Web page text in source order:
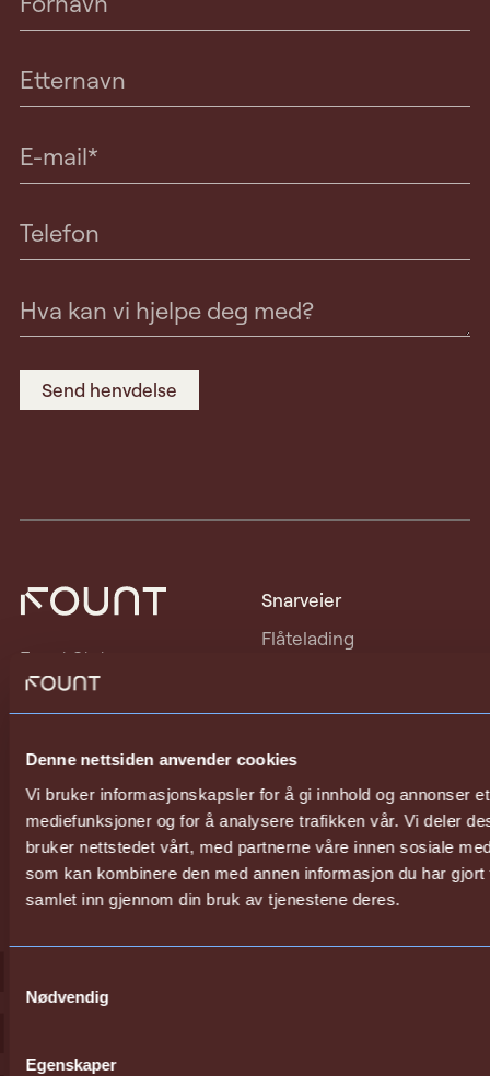
Denne nettsiden anvender cookies
Vi bruker informasjonskapsler for å gi innhold og annonser
mediefunksjoner og for å analysere trafikken vår. Vi deler
bruker nettstedet vårt, med partnerne våre innen sosiale
som kan kombinere den med annen informasjon du har
samlet inn gjennom din bruk av tjenestene deres.
Nødvendig
Egenskaper
Fount Status
Vilkår og betingelser
Snarveier
Flåtelading
Privat lading
Om oss
Kontakt
Sosiale Medier
LinkedIn
Instagram
Facebook